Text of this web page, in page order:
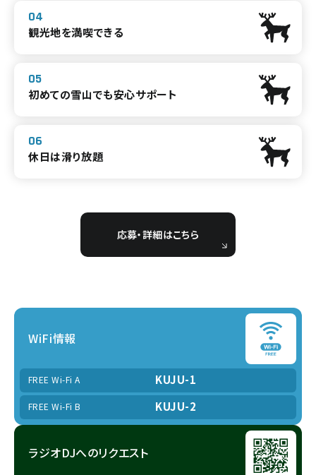
観光地を満喫できる
初めての雪山でも安心サポート
休日は滑り放題
応募・詳細はこちら
WiFi情報
FREE Wi-Fi A KUJU-1
FREE Wi-Fi B KUJU-2
ラジオDJへのリクエスト